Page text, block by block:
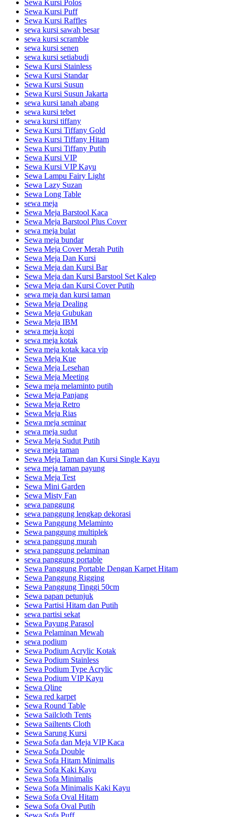
Sewa Kursi Polos
Sewa Kursi Puff
Sewa Kursi Raffles
sewa kursi sawah besar
sewa kursi scramble
sewa kursi senen
sewa kursi setiabudi
Sewa Kursi Stainless
Sewa Kursi Standar
Sewa Kursi Susun
Sewa Kursi Susun Jakarta
sewa kursi tanah abang
sewa kursi tebet
sewa kursi tiffany
Sewa Kursi Tiffany Gold
Sewa Kursi Tiffany Hitam
Sewa Kursi Tiffany Putih
Sewa Kursi VIP
Sewa Kursi VIP Kayu
Sewa Lampu Fairy Light
Sewa Lazy Suzan
Sewa Long Table
sewa meja
Sewa Meja Barstool Kaca
Sewa Meja Barstool Plus Cover
sewa meja bulat
Sewa meja bundar
Sewa Meja Cover Merah Putih
Sewa Meja Dan Kursi
Sewa Meja dan Kursi Bar
Sewa Meja dan Kursi Barstool Set Kalep
Sewa Meja dan Kursi Cover Putih
sewa meja dan kursi taman
Sewa Meja Dealing
Sewa Meja Gubukan
Sewa Meja IBM
sewa meja kopi
sewa meja kotak
Sewa meja kotak kaca vip
Sewa Meja Kue
Sewa Meja Lesehan
Sewa Meja Meeting
Sewa meja melaminto putih
Sewa Meja Panjang
Sewa Meja Retro
Sewa Meja Rias
Sewa meja seminar
sewa meja sudut
Sewa Meja Sudut Putih
sewa meja taman
Sewa Meja Taman dan Kursi Single Kayu
sewa meja taman payung
Sewa Meja Test
Sewa Mini Garden
Sewa Misty Fan
sewa panggung
sewa panggung lengkap dekorasi
Sewa Panggung Melaminto
Sewa panggung multiplek
sewa panggung murah
sewa panggung pelaminan
sewa panggung portable
Sewa Panggung Portable Dengan Karpet Hitam
Sewa Panggung Rigging
Sewa Panggung Tinggi 50cm
Sewa papan petunjuk
Sewa Partisi Hitam dan Putih
sewa partisi sekat
Sewa Payung Parasol
Sewa Pelaminan Mewah
sewa podium
Sewa Podium Acrylic Kotak
Sewa Podium Stainless
Sewa Podium Type Acrylic
Sewa Podium VIP Kayu
Sewa Qline
Sewa red karpet
Sewa Round Table
Sewa Sailcloth Tents
Sewa Sailtents Cloth
Sewa Sarung Kursi
Sewa Sofa dan Meja VIP Kaca
Sewa Sofa Double
Sewa Sofa Hitam Minimalis
Sewa Sofa Kaki Kayu
Sewa Sofa Minimalis
Sewa Sofa Minimalis Kaki Kayu
Sewa Sofa Oval Hitam
Sewa Sofa Oval Putih
Sewa Sofa Puff